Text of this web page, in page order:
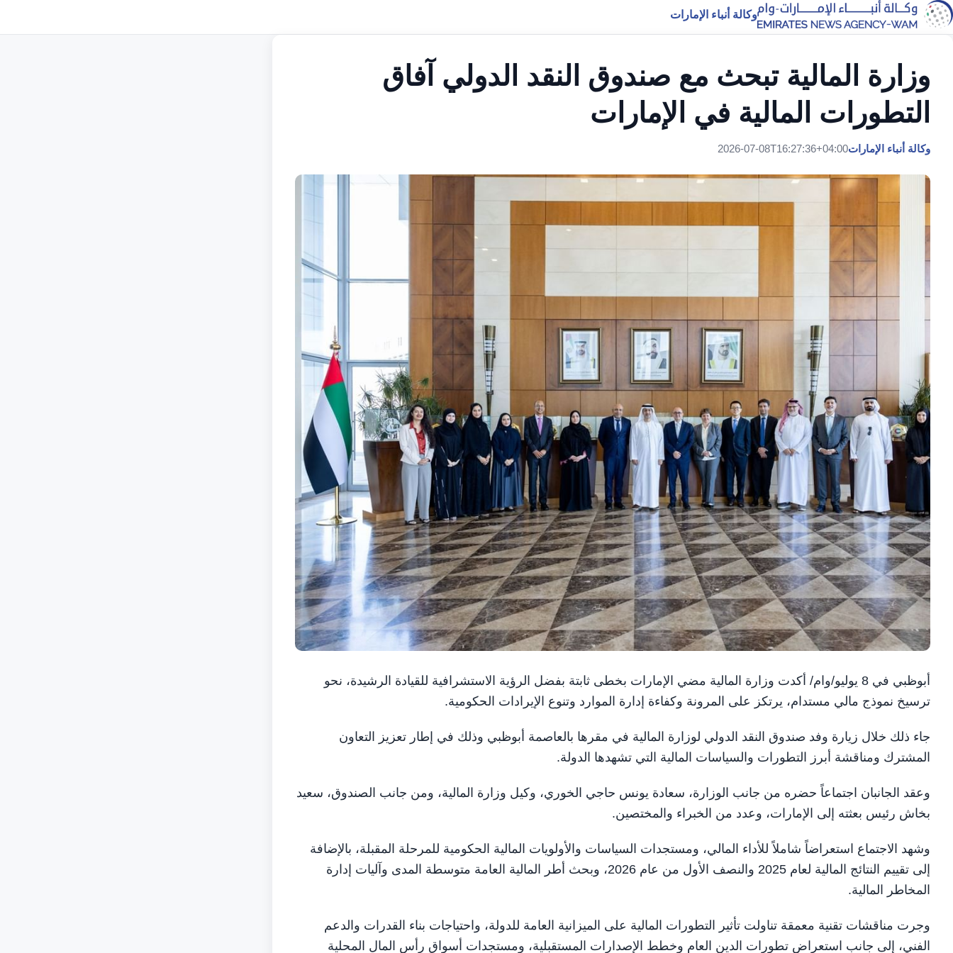
وكالة أنباء الإمارات
وزارة المالية تبحث مع صندوق النقد الدولي آفاق
التطورات المالية في الإمارات
وكالة أنباء الإمارات2026-07-08T16:27:36+04:00
أبوظبي في 8 يوليو/وام/ أكدت وزارة المالية مضي الإمارات بخطى ثابتة بفضل الرؤية الاستشرافية للقيادة الرشيدة، نحو
ترسيخ نموذج مالي مستدام، يرتكز على المرونة وكفاءة إدارة الموارد وتنوع الإيرادات الحكومية.
جاء ذلك خلال زيارة وفد صندوق النقد الدولي لوزارة المالية في مقرها بالعاصمة أبوظبي وذلك في إطار تعزيز التعاون
المشترك ومناقشة أبرز التطورات والسياسات المالية التي تشهدها الدولة.
وعقد الجانبان اجتماعاً حضره من جانب الوزارة، سعادة يونس حاجي الخوري، وكيل وزارة المالية، ومن جانب الصندوق، سعيد
بخاش رئيس بعثته إلى الإمارات، وعدد من الخبراء والمختصين.
وشهد الاجتماع استعراضاً شاملاً للأداء المالي، ومستجدات السياسات والأولويات المالية الحكومية للمرحلة المقبلة، بالإضافة
إلى تقييم النتائج المالية لعام 2025 والنصف الأول من عام 2026، وبحث أطر المالية العامة متوسطة المدى وآليات إدارة
المخاطر المالية.
وجرت مناقشات تقنية معمقة تناولت تأثير التطورات المالية على الميزانية العامة للدولة، واحتياجات بناء القدرات والدعم
الفني، إلى جانب استعراض تطورات الدين العام وخطط الإصدارات المستقبلية، ومستجدات أسواق رأس المال المحلية